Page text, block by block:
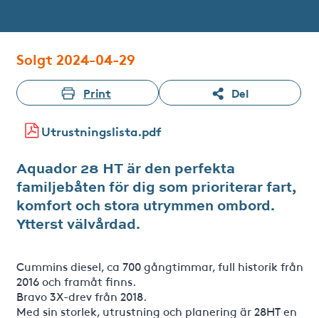
Solgt 2024-04-29
Print Del
Utrustningslista.pdf
Aquador 28 HT är den perfekta
familjebåten för dig som prioriterar fart,
komfort och stora utrymmen ombord.
Ytterst välvårdad.
Cummins diesel, ca 700 gångtimmar, full historik från
2016 och framåt finns.
Bravo 3X-drev från 2018.
Med sin storlek, utrustning och planering är 28HT en